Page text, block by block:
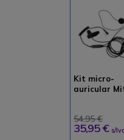
Kit micro-
auricular
54,95 €
35,95 € s/